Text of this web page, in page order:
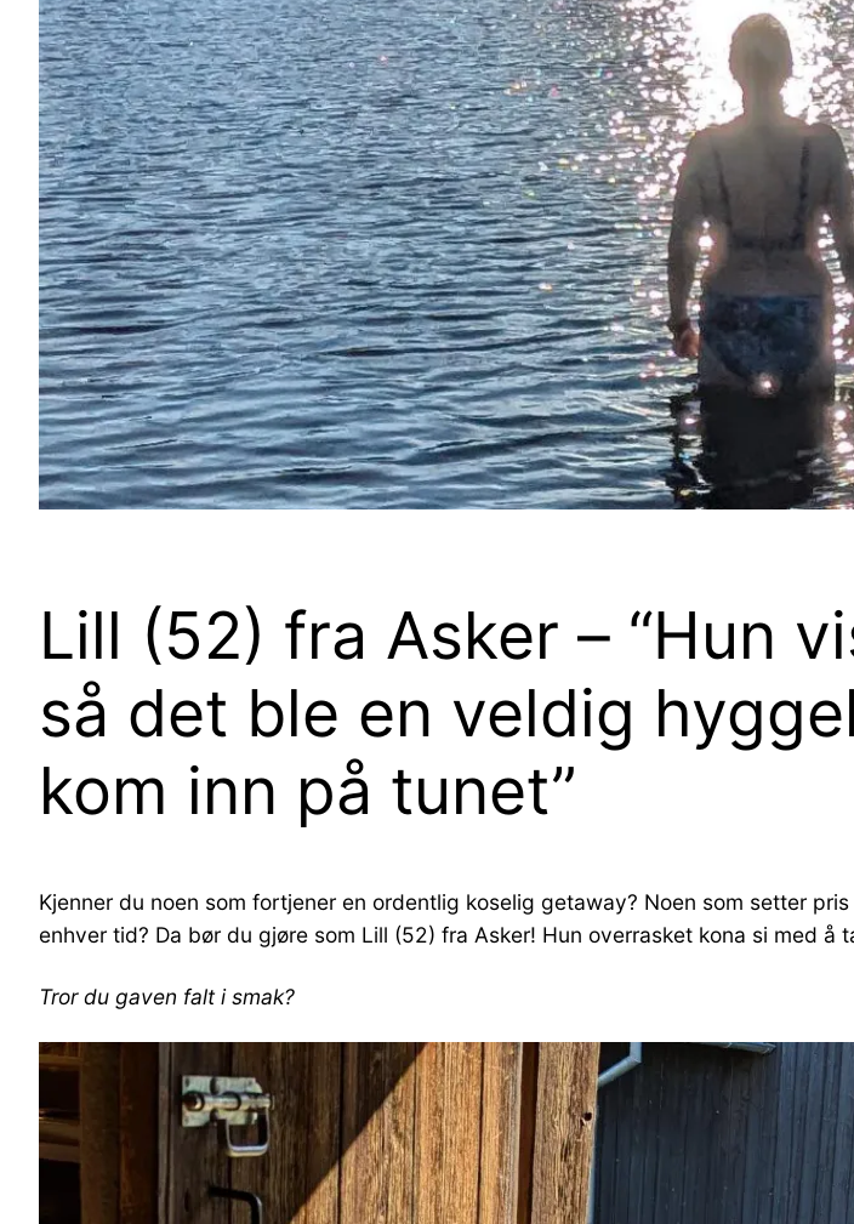
Lill (52) fra Asker – “Hun
så det ble en veldig
kom inn på tunet”
Kjenner du noen som fortjener en ordentlig koselig getaway? Noen som setter
enhver tid? Da bør du gjøre som Lill (52) fra Asker! Hun overrasket kona si med å
Tror du gaven falt i smak?